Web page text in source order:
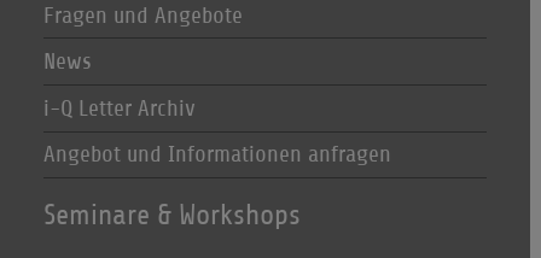
Fragen und Angebote
News
i-Q Letter Archiv
Angebot und Informationen anfragen
Seminare & Workshops